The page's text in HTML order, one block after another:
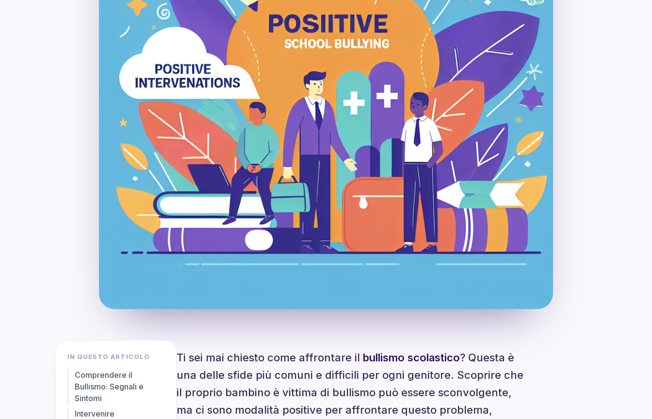
IN QUESTO ARTICOLO
Comprendere il
Bullismo: Segnali e
Sintomi
Intervenire
Ti sei mai chiesto come affrontare il bullismo scolastico? Questa è
una delle sfide più comuni e difficili per ogni genitore. Scoprire che
il proprio bambino è vittima di bullismo può essere sconvolgente,
ma ci sono modalità positive per affrontare questo problema,